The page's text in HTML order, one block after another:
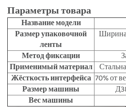
Параметры товара
Название модели
Размер упаковочной
ленты
Ширина
Метод фиксации
Применимый материал
Жёсткость интерфейса 70% от
Размер машины
Вес машины